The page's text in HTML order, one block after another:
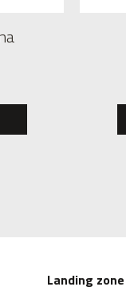
Landing zone